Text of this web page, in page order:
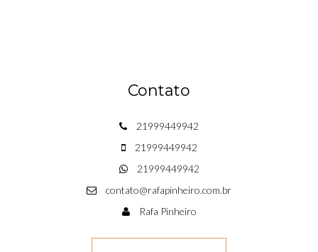
Contato
21999449942
21999449942
21999449942
contato@rafapinheiro.com.br
Rafa Pinheiro